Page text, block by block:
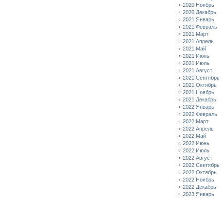
2020 Ноябрь
2020 Декабрь
2021 Январь
2021 Февраль
2021 Март
2021 Апрель
2021 Май
2021 Июнь
2021 Июль
2021 Август
2021 Сентябрь
2021 Октябрь
2021 Ноябрь
2021 Декабрь
2022 Январь
2022 Февраль
2022 Март
2022 Апрель
2022 Май
2022 Июнь
2022 Июль
2022 Август
2022 Сентябрь
2022 Октябрь
2022 Ноябрь
2022 Декабрь
2023 Январь